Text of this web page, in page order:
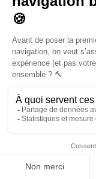
1962avis
Tous les
Eldo, Google et